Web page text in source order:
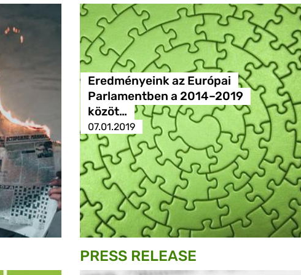
Eredményeink az Európai
Parlamentben a 2014–2019
közöt…
07.01.2019
PRESS RELEASE